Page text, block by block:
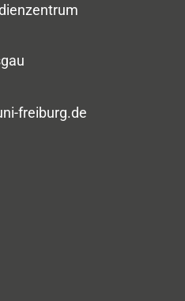
freiburg.de